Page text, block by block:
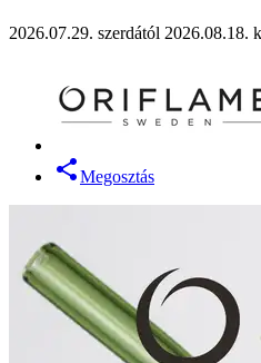
2026.07.29. szerdától 2026.08.18.
Megosztás